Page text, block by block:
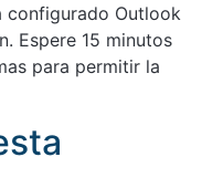
configurado Outlook
Espere 15 minutos
para permitir la